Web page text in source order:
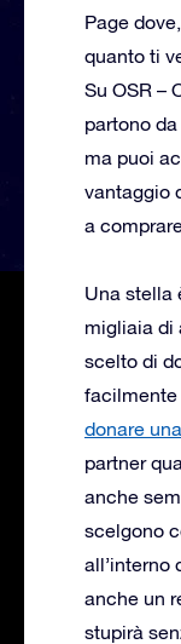
Page
quanto ti
Su OSR –
partono
ma puoi
vantaggio
a
Una stella
migliaia di
scelto di
facilmente
donare
partner
anche
scelgono
all’interno
anche un
stupirà